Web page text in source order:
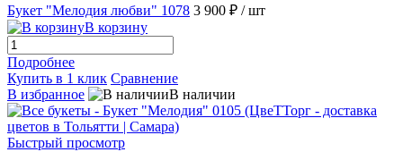
Букет "Мелодия любви" 1078 3 900 ₽ / шт
В корзину
Подробнее
Купить в 1 клик Сравнение
В избранное
В наличии
Быстрый просмотр